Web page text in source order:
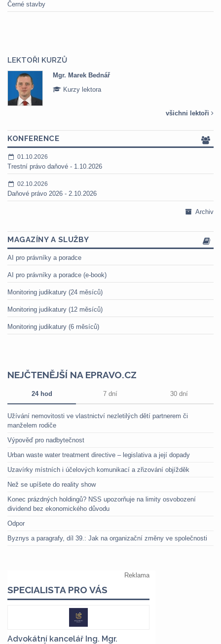
Černé stavby
LEKTOŘI KURZŮ
Mgr. Marek Bednář
Kurzy lektora
všichni lektoři
KONFERENCE
01.10.2026
Trestní právo daňové - 1.10.2026
02.10.2026
Daňové právo 2026 - 2.10.2026
Archiv
MAGAZÍNY A SLUŽBY
AI pro právníky a poradce
AI pro právníky a poradce (e-book)
Monitoring judikatury (24 měsíců)
Monitoring judikatury (12 měsíců)
Monitoring judikatury (6 měsíců)
NEJČTENĚJŠÍ NA EPRAVO.CZ
24 hod 7 dní 30 dní
Užívání nemovitosti ve vlastnictví nezletilých dětí partnerem či
manželem rodiče
Výpověď pro nadbytečnost
Urban waste water treatment directive – legislativa a její dopady
Uzavírky místních i účelových komunikací a zřizování objížděk
Než se upíšete do reality show
Konec prázdných holdingů? NSS upozorňuje na limity osvobození
dividend bez ekonomického důvodu
Odpor
Byznys a paragrafy, díl 39.: Jak na organizační změny ve společnosti